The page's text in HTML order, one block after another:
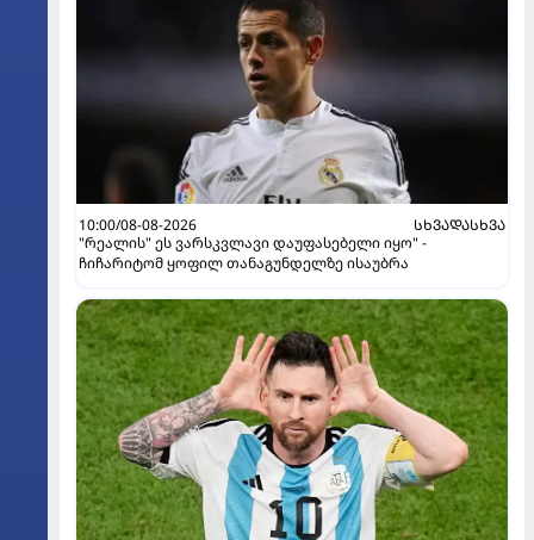
10:00/08-08-2026
ᲡᲮᲕᲐᲓᲐᲡᲮᲕᲐ
"რეალის" ეს ვარსკვლავი დაუფასებელი იყო" -
ჩიჩარიტომ ყოფილ თანაგუნდელზე ისაუბრა